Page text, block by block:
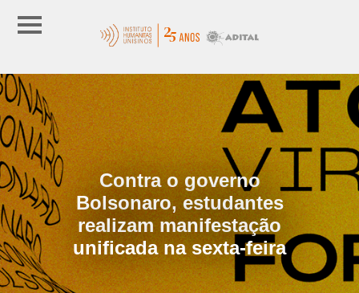
Contra o governo
Bolsonaro, estudantes
realizam manifestação
unificada na sexta-feira